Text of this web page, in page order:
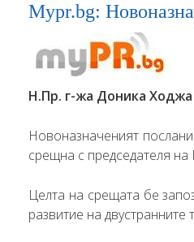
Mypr.bg:
Н.Пр. г-жа Доника
Новоназначеният
срещна с председателя
Целта на срещата бе
развитие на